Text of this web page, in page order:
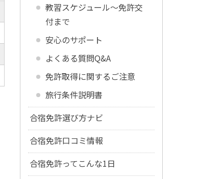
教習スケジュール～免許交
付まで
安心のサポート
よくある質問Q&A
免許取得に関するご注意
旅行条件説明書
合宿免許選び方ナビ
合宿免許口コミ情報
合宿免許ってこんな1日